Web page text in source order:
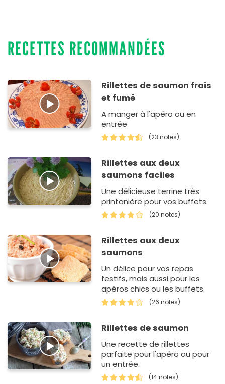
RECETTES RECOMMANDÉES
Rillettes de saumon frais
et fumé
A manger à l'apéro ou en
entrée
(23 notes)
Rillettes aux deux
saumons faciles
Une délicieuse terrine très
printanière pour vos buffets.
(20 notes)
Rillettes aux deux
saumons
Un délice pour vos repas
festifs, mais aussi pour les
apéros chics ou les buffets.
(26 notes)
Rillettes de saumon
Une recette de rillettes
parfaite pour l'apéro ou pour
un entrée.
(14 notes)